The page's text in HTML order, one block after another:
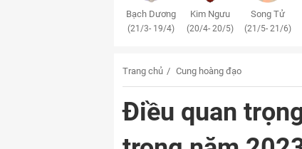
Bạch Dương
(21/3- 19/4)
Kim Ngưu
(20/4- 20/5)
Song Tử
(21/5- 21/6)
Trang chủ Cung hoàng đạo
Điều quan